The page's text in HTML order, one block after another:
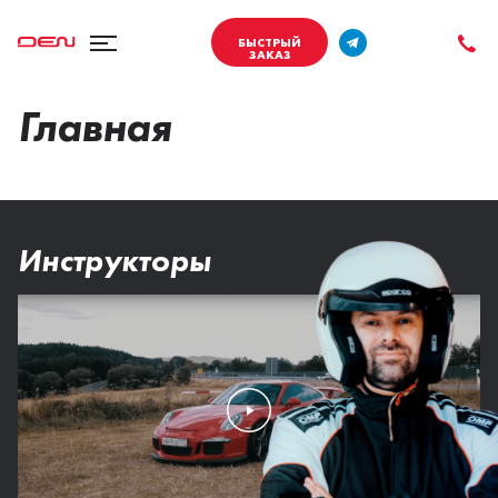
БЫСТРЫЙ
ЗАКАЗ
Главная
Инструкторы